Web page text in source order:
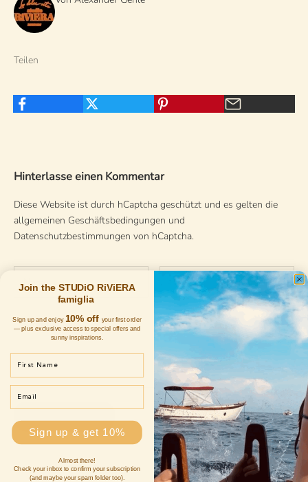
Teilen
Hinterlasse einen Kommentar
Diese Website ist durch hCaptcha geschützt und es gelten die
allgemeinen Geschäftsbedingungen und
Datenschutzbestimmungen von hCaptcha.
Join the STUDiO RiViERA
famiglia
Sign up and enjoy 10% off your first order
— plus exclusive access to special offers and
sunny inspirations.
Sign up & get 10%
Almost there!
Check your inbox to confirm your subscription
(and maybe your spam folder too).